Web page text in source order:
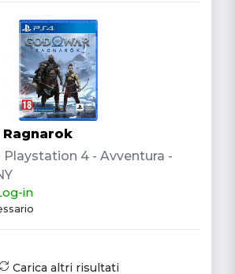
4 - Avventura -
in
Carica altri risultati